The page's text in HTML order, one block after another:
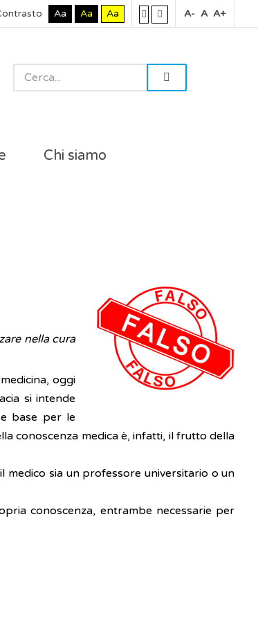
Aa Aa Aa A- A A+
Chi siamo
nella cura
oggi
si intende
base per le
conoscenza medica è, infatti, il frutto della
medico sia un professore universitario o un
conoscenza, entrambe necessarie per